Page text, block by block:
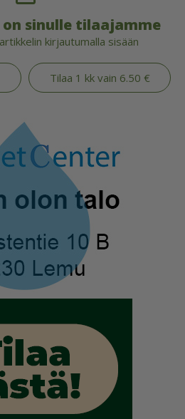
sinulle tilaajamme
kirjautumalla sisään
Tilaa 1 kk vain 6.50 €